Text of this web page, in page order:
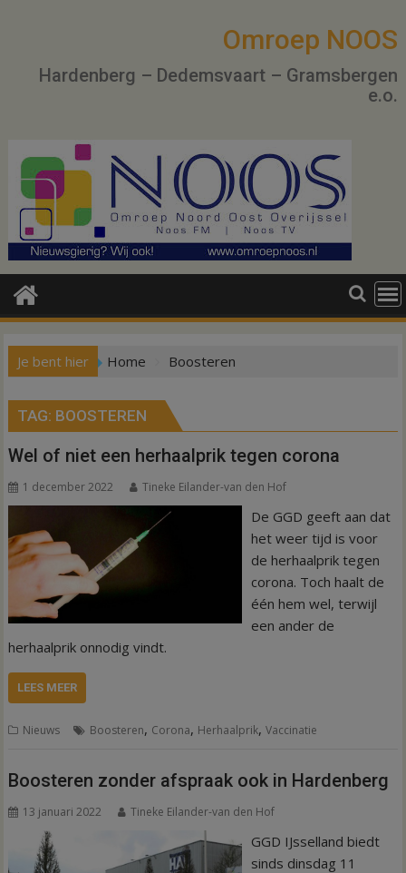
Omroep NOOS
Hardenberg – Dedemsvaart – Gramsbergen
e.o.
Je bent hier Home Boosteren
TAG: BOOSTEREN
Wel of niet een herhaalprik tegen corona
1 december 2022 Tineke Eilander-van den Hof
De GGD geeft aan dat
het weer tijd is voor
de herhaalprik tegen
corona. Toch haalt de
één hem wel, terwijl
een ander de
herhaalprik onnodig vindt.
LEES MEER
Nieuws Boosteren, Corona, Herhaalprik,Vaccinatie
Boosteren zonder afspraak ook in Hardenberg
13 januari 2022 Tineke Eilander-van den Hof
GGD IJsselland biedt
sinds dinsdag 11